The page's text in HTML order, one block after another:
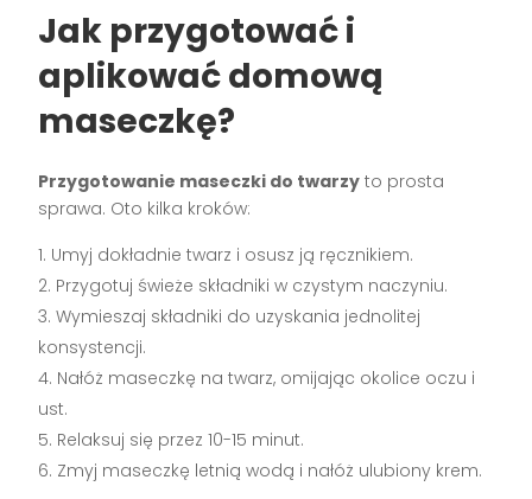
Jak przygotować i
aplikować domową
maseczkę?
Przygotowanie maseczki do twarzy to prosta
sprawa. Oto kilka kroków:
Umyj dokładnie twarz i osusz ją ręcznikiem.
Przygotuj świeże składniki w czystym naczyniu.
Wymieszaj składniki do uzyskania jednolitej
konsystencji.
Nałóż maseczkę na twarz, omijając okolice oczu i
ust.
Relaksuj się przez 10-15 minut.
Zmyj maseczkę letnią wodą i nałóż ulubiony krem.